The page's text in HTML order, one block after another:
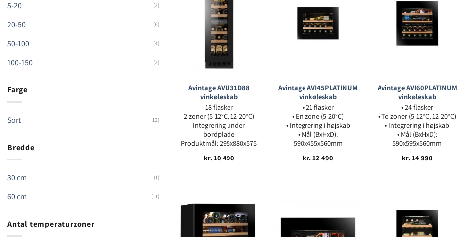
5-20 (2)
20-50 (6)
50-100 (4)
100-150 (2)
Farge
Sort (12)
Bredde
30 cm (1)
60 cm (11)
Antal temperaturzoner
Avintage AVU31D88
vinkøleskab
18 flasker
2 zoner (5-12°C, 12-20°C)
Integrering under
bordplade
Produktmål: 295x880x575
kr.10 490
Avintage AVI45PLATINUM
vinkøleskab
• 21 flasker
• En zone (5-20°C)
• Integrering i højskab
• Mål (BxHxD):
590x455x560mm
kr.12 490
Avintage AVI60PLATINUM
vinkøleskab
• 24 flasker
• To zoner (5-12°C, 12-20°C)
• Integrering i højskab
• Mål (BxHxD):
590x595x560mm
kr.14 990